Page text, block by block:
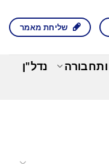
שליחת מאמר
נדל"ן